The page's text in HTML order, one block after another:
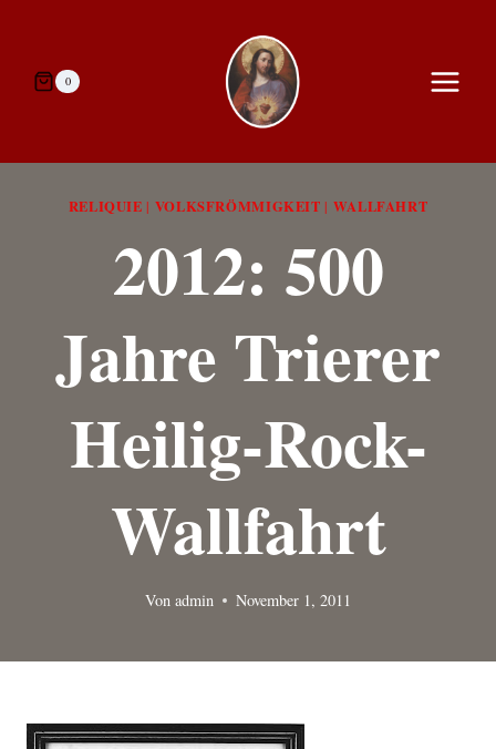
springen0
RELIQUIE | VOLKSFRÖMMIGKEIT | WALLFAHRT
2012: 500
Jahre Trierer
Heilig-Rock-
Wallfahrt
Von admin November 1, 2011